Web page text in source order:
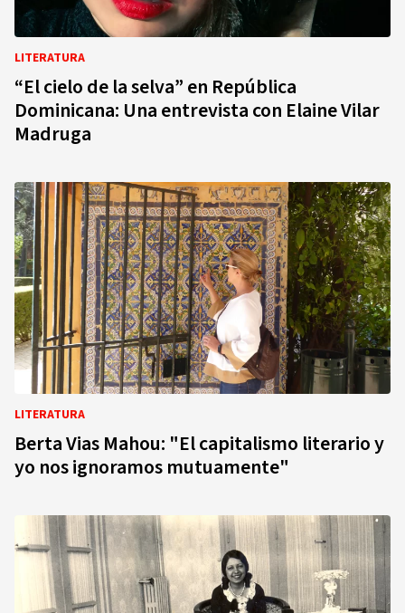
LITERATURA
“El cielo de la selva” en República
Dominicana: Una entrevista con Elaine Vilar
Madruga
LITERATURA
Berta Vias Mahou: "El capitalismo literario y
yo nos ignoramos mutuamente"